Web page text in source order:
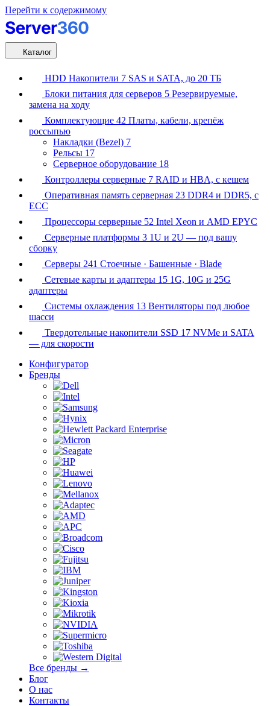
Перейти к содержимому
Каталог
HDD Накопители 7 SAS и SATA, до 20 ТБ
Блоки питания для серверов 5 Резервируемые,
замена на ходу
Комплектующие 42 Платы, кабели, крепёж
россыпью
Накладки (Bezel) 7
Рельсы 17
Серверное оборудование 18
Контроллеры серверные 7 RAID и HBA, с кешем
Оперативная память серверная 23 DDR4 и DDR5, с
ECC
Процессоры серверные 52 Intel Xeon и AMD EPYC
Серверные платформы 3 1U и 2U — под вашу
сборку
Серверы 241 Стоечные · Башенные · Blade
Сетевые карты и адаптеры 15 1G, 10G и 25G
адаптеры
Системы охлаждения 13 Вентиляторы под любое
шасси
Твердотельные накопители SSD 17 NVMe и SATA
— для скорости
Конфигуратор
Бренды
Все бренды →
Блог
О нас
Контакты